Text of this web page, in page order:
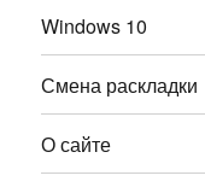
Windows 10
Смена раскладки
О сайте